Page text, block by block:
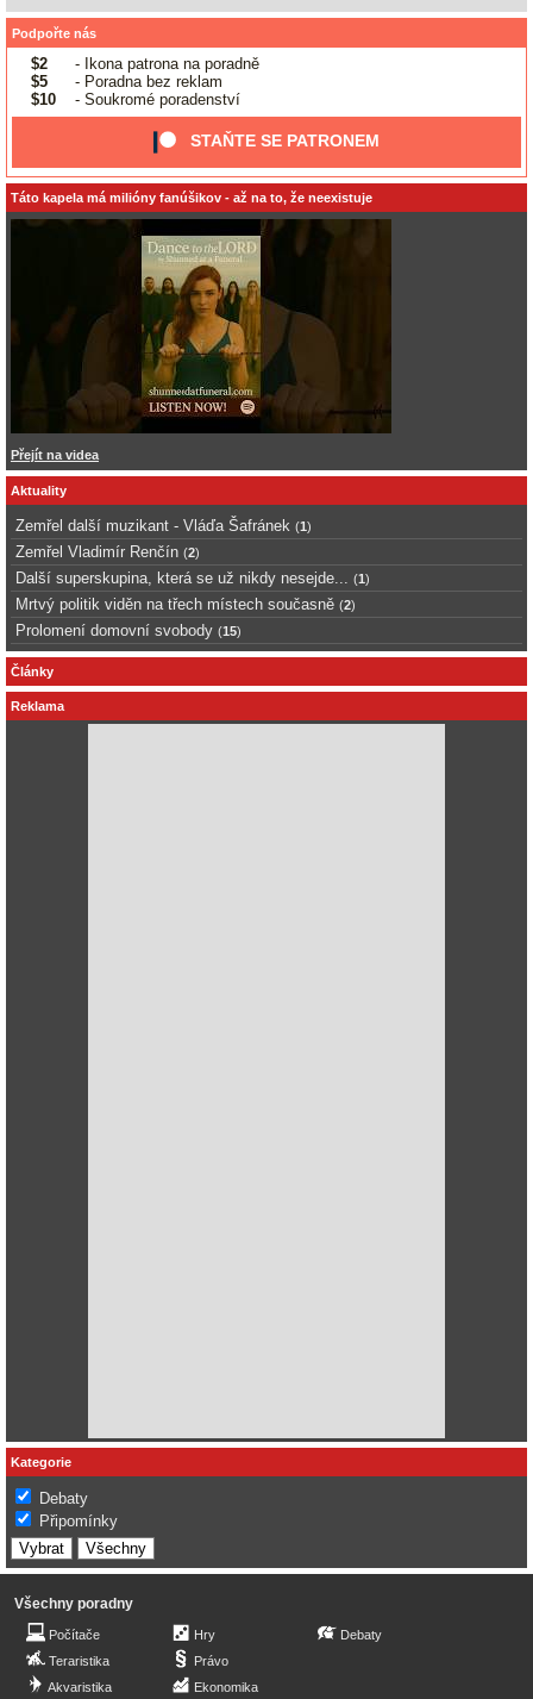
Podpořte nás
$2
- Ikona patrona na poradně
$5
- Poradna bez reklam
$10
- Soukromé poradenství
STAŇTE SE PATRONEM
Táto kapela má milióny fanúšikov - až na to, že neexistuje
Přejít na videa
Aktuality
Zemřel další muzikant - Vláďa Šafránek (1)
Zemřel Vladimír Renčín (2)
Další superskupina, která se už nikdy nesejde... (1)
Mrtvý politik viděn na třech místech současně (2)
Prolomení domovní svobody (15)
Články
Reklama
Kategorie
Debaty
Připomínky
Všechny poradny
Počítače
Teraristika
Akvaristika
Hry
Právo
Ekonomika
Debaty